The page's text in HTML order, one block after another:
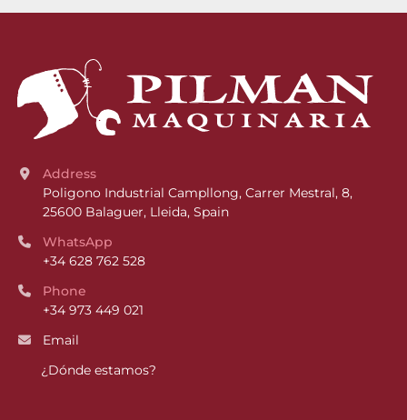
Address
Poligono Industrial Campllong, Carrer Mestral, 8,
25600 Balaguer, Lleida, Spain
WhatsApp
+34 628 762 528
Phone
+34 973 449 021
Email
¿Dónde estamos?